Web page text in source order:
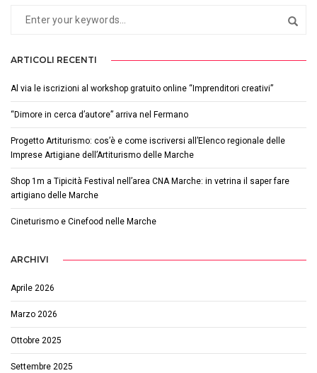
ARTICOLI RECENTI
Al via le iscrizioni al workshop gratuito online “Imprenditori creativi”
“Dimore in cerca d’autore” arriva nel Fermano
Progetto Artiturismo: cos’è e come iscriversi all’Elenco regionale delle
Imprese Artigiane dell’Artiturismo delle Marche
Shop 1m a Tipicità Festival nell’area CNA Marche: in vetrina il saper fare
artigiano delle Marche
Cineturismo e Cinefood nelle Marche
ARCHIVI
Aprile 2026
Marzo 2026
Ottobre 2025
Settembre 2025